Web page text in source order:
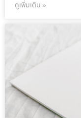
ดูเพิ่มเติม »